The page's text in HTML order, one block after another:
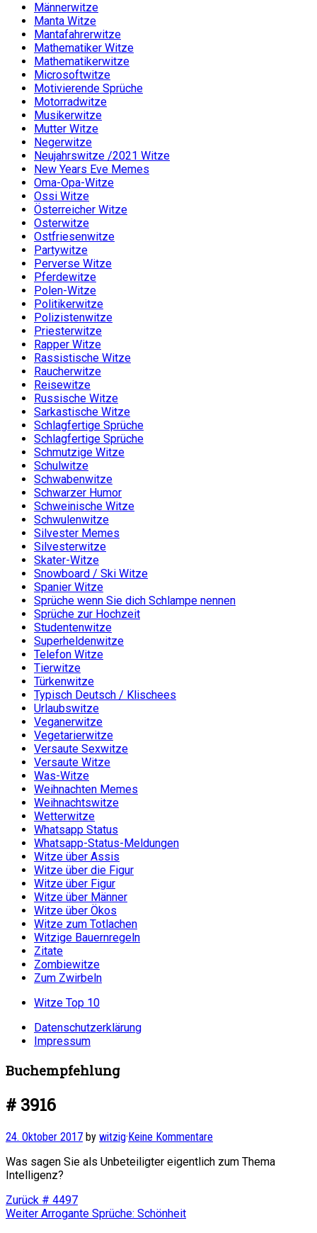
Männerwitze
Manta Witze
Mantafahrerwitze
Mathematiker Witze
Mathematikerwitze
Microsoftwitze
Motivierende Sprüche
Motorradwitze
Musikerwitze
Mutter Witze
Negerwitze
Neujahrswitze /2021 Witze
New Years Eve Memes
Oma-Opa-Witze
Ossi Witze
Österreicher Witze
Osterwitze
Ostfriesenwitze
Partywitze
Perverse Witze
Pferdewitze
Polen-Witze
Politikerwitze
Polizistenwitze
Priesterwitze
Rapper Witze
Rassistische Witze
Raucherwitze
Reisewitze
Russische Witze
Sarkastische Witze
Schlagfertige Sprüche
Schlagfertige Sprüche
Schmutzige Witze
Schulwitze
Schwabenwitze
Schwarzer Humor
Schweinische Witze
Schwulenwitze
Silvester Memes
Silvesterwitze
Skater-Witze
Snowboard / Ski Witze
Spanier Witze
Sprüche wenn Sie dich Schlampe nennen
Sprüche zur Hochzeit
Studentenwitze
Superheldenwitze
Telefon Witze
Tierwitze
Türkenwitze
Typisch Deutsch / Klischees
Urlaubswitze
Veganerwitze
Vegetarierwitze
Versaute Sexwitze
Versaute Witze
Was-Witze
Weihnachten Memes
Weihnachtswitze
Wetterwitze
Whatsapp Status
Whatsapp-Status-Meldungen
Witze über Assis
Witze über die Figur
Witze über Figur
Witze über Männer
Witze über Ökos
Witze zum Totlachen
Witzige Bauernregeln
Zitate
Zombiewitze
Zum Zwirbeln
Witze Top 10
Datenschutzerklärung
Impressum
Buchempfehlung
# 3916
24. Oktober 2017 by witzig·Keine Kommentare
Was sagen Sie als Unbeteiligter eigentlich zum Thema
Intelligenz?
Beitragsnavigation
Zurück Vorheriger
Beitrag:
# 4497
Weiter Nächster
Arrogante Sprüche: Schönheit